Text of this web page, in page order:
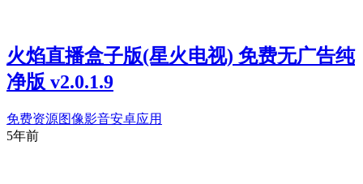
火焰直播盒子版(星火电视) 免费无广告纯
净版 v2.0.1.9
免费资源图像影音安卓应用
5年前